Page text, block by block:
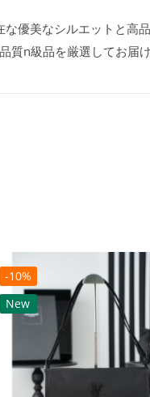
な優美なシルエットと
質n級品を厳選してお届
-10%
New